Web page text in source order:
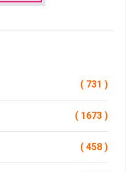
( 731 )
( 1673 )
( 458 )